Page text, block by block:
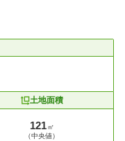
土地面積
121 ㎡
（中央値）